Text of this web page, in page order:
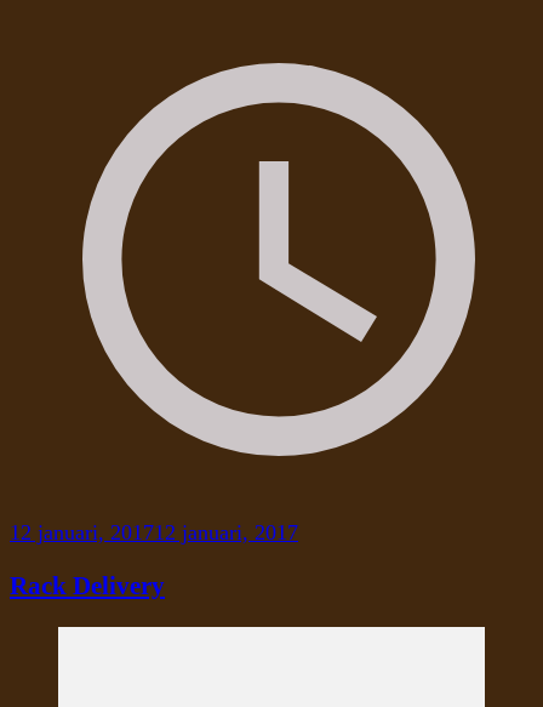
12 januari, 201712 januari, 2017
Rack Delivery